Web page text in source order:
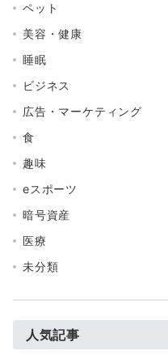
ペット
美容・健康
睡眠
ビジネス
広告・マーケティング
食
趣味
eスポーツ
暗号資産
医療
未分類
人気記事